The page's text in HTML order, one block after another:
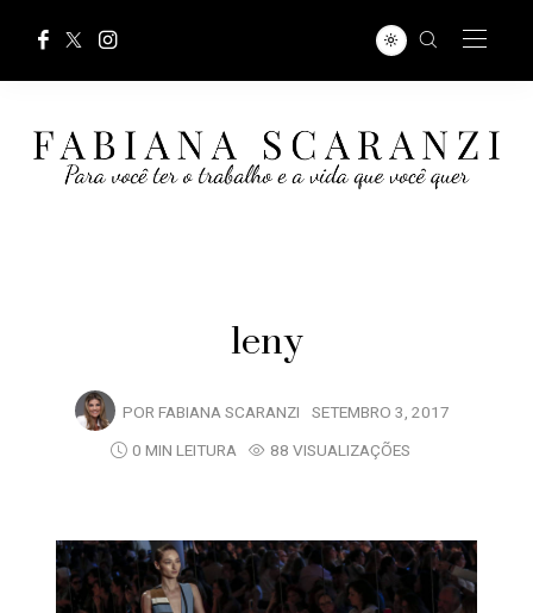
leny
POR FABIANA SCARANZI SETEMBRO 3, 2017
0 MIN LEITURA
88 VISUALIZAÇÕES